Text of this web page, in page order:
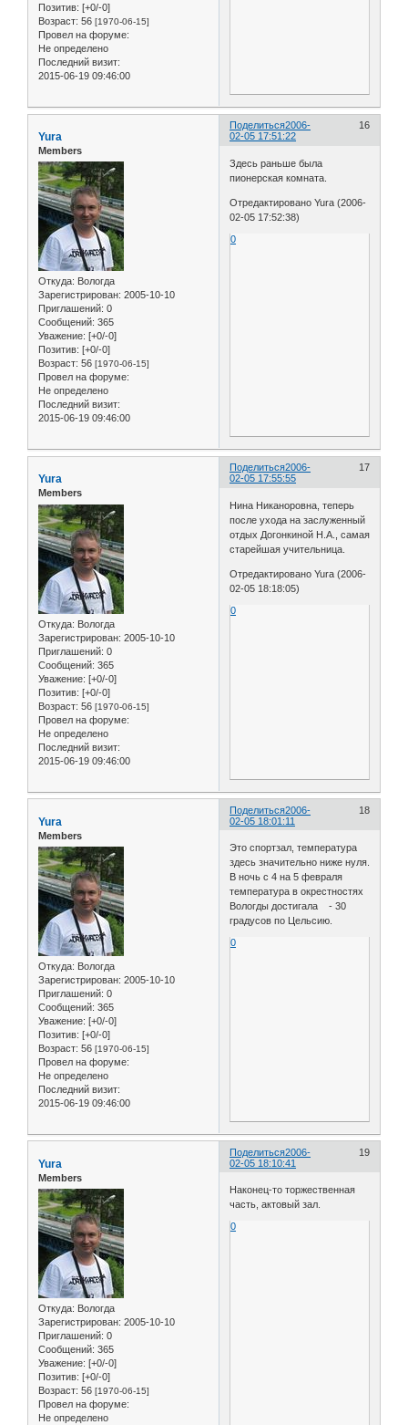
Позитив: [+0/-0]
Возраст: 56 [1970-06-15]
Провел на форуме:
Не определено
Последний визит:
2015-06-19 09:46:00
Поделиться 16
2006-
02-05 17:51:22
Yura
Members
Откуда: Вологда
Зарегистрирован: 2005-10-10
Приглашений: 0
Сообщений: 365
Уважение: [+0/-0]
Позитив: [+0/-0]
Возраст: 56 [1970-06-15]
Провел на форуме:
Не определено
Последний визит:
2015-06-19 09:46:00
Здесь раньше была
пионерская комната.
Отредактировано Yura (2006-
02-05 17:52:38)
0
Поделиться 17
2006-
02-05 17:55:55
Yura
Members
Откуда: Вологда
Зарегистрирован: 2005-10-10
Приглашений: 0
Сообщений: 365
Уважение: [+0/-0]
Позитив: [+0/-0]
Возраст: 56 [1970-06-15]
Провел на форуме:
Не определено
Последний визит:
2015-06-19 09:46:00
Нина Никаноровна, теперь
после ухода на заслуженный
отдых Догонкиной Н.А., самая
старейшая учительница.
Отредактировано Yura (2006-
02-05 18:18:05)
0
Поделиться 18
2006-
02-05 18:01:11
Yura
Members
Откуда: Вологда
Зарегистрирован: 2005-10-10
Приглашений: 0
Сообщений: 365
Уважение: [+0/-0]
Позитив: [+0/-0]
Возраст: 56 [1970-06-15]
Провел на форуме:
Не определено
Последний визит:
2015-06-19 09:46:00
Это спортзал, температура
здесь значительно ниже нуля.
В ночь с 4 на 5 февраля
температура в окрестностях
Вологды достигала - 30
градусов по Цельсию.
0
Поделиться 19
2006-
02-05 18:10:41
Yura
Members
Откуда: Вологда
Зарегистрирован: 2005-10-10
Приглашений: 0
Сообщений: 365
Уважение: [+0/-0]
Позитив: [+0/-0]
Возраст: 56 [1970-06-15]
Провел на форуме:
Не определено
Наконец-то торжественная
часть, актовый зал.
0